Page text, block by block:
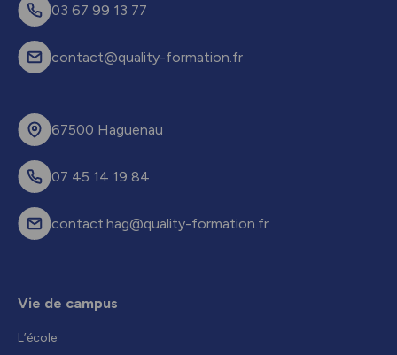
03 67 99 13 77
contact@quality-formation.fr
67500 Haguenau
07 45 14 19 84
contact.hag@quality-formation.fr
Vie de campus
L’école